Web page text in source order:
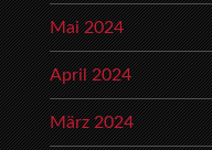
Mai 2024
April 2024
März 2024